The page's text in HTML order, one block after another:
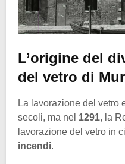
L’origine del
del vetro di
La lavorazione del vetro
secoli, ma nel 1291, la
lavorazione del vetro in
incendi.